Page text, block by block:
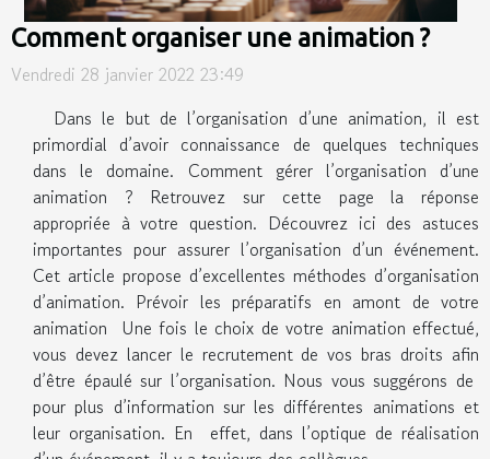
Comment organiser une animation ?
Vendredi 28 janvier 2022 23:49
Dans le but de l’organisation d’une animation, il est
primordial d’avoir connaissance de quelques techniques
dans le domaine. Comment gérer l’organisation d’une
animation ? Retrouvez sur cette page la réponse
appropriée à votre question. Découvrez ici des astuces
importantes pour assurer l’organisation d’un événement.
Cet article propose d’excellentes méthodes d’organisation
d’animation. Prévoir les préparatifs en amont de votre
animation Une fois le choix de votre animation effectué,
vous devez lancer le recrutement de vos bras droits afin
d’être épaulé sur l’organisation. Nous vous suggérons de
pour plus d’information sur les différentes animations et
leur organisation. En effet, dans l’optique de réalisation